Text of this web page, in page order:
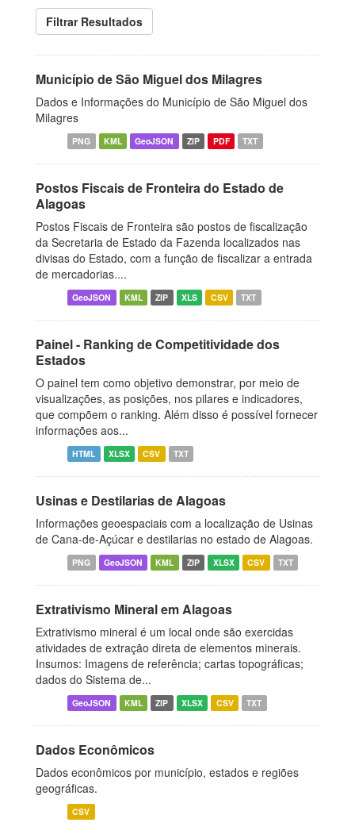
Filtrar Resultados
Município de São Miguel dos Milagres
Dados e Informações do Município de São Miguel dos
Milagres
PNG KML GeoJSON ZIP PDF TXT
Postos Fiscais de Fronteira do Estado de
Alagoas
Postos Fiscais de Fronteira são postos de fiscalização
da Secretaria de Estado da Fazenda localizados nas
divisas do Estado, com a função de fiscalizar a entrada
de mercadorias....
GeoJSON KML ZIP XLS CSV TXT
Painel - Ranking de Competitividade dos
Estados
O painel tem como objetivo demonstrar, por meio de
visualizações, as posições, nos pilares e indicadores,
que compõem o ranking. Além disso é possível fornecer
informações aos...
HTML XLSX CSV TXT
Usinas e Destilarias de Alagoas
Informações geoespaciais com a localização de Usinas
de Cana-de-Açúcar e destilarias no estado de Alagoas.
PNG GeoJSON KML ZIP XLSX CSV TXT
Extrativismo Mineral em Alagoas
Extrativismo mineral é um local onde são exercidas
atividades de extração direta de elementos minerais.
Insumos: Imagens de referência; cartas topográficas;
dados do Sistema de...
GeoJSON KML ZIP XLSX CSV TXT
Dados Econômicos
Dados econômicos por município, estados e regiões
geográficas.
CSV